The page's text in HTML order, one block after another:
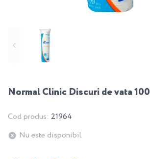
Normal Cliniс Discuri de vata
Cod produs: 21964
Nu este disponibil